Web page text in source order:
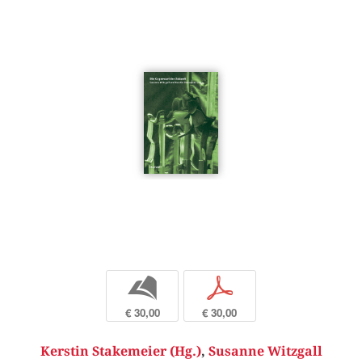
b
€ 30,00
p
€ 30,00
Kerstin Stakemeier (Hg.), Susanne Witzgall